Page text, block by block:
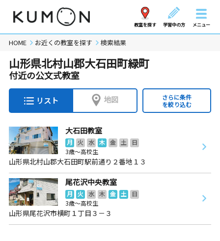
教室を探す 学習中の方 メニュー
HOME お近くの教室を探す 検索結果
山形県北村山郡大石田町緑町
付近の公文式教室
リスト 地図
さらに条件
を絞り込む
大石田教室
月 火 水 木 金 土
日
3歳～高校生
山形県北村山郡大石田町駅前通り２番地１３
尾花沢中央教室
月 火 水 木 金 土
日
3歳～高校生
山形県尾花沢市横町１丁目３－３